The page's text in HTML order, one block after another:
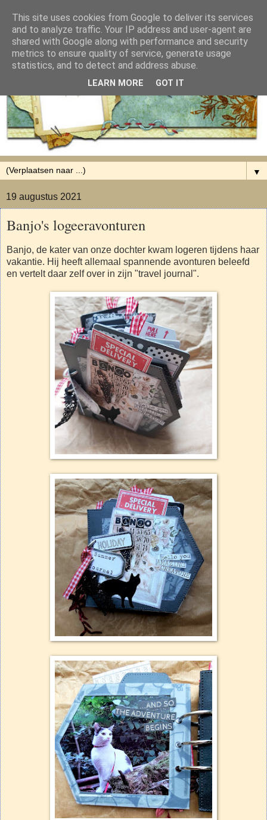
▼
19 augustus 2021
Banjo's logeeravonturen
Banjo, de kater van onze dochter kwam logeren tijdens haar
vakantie. Hij heeft allemaal spannende avonturen beleefd
en vertelt daar zelf over in zijn "travel journal".
This site uses cookies from Google to deliver its services
and to analyze traffic. Your IP address and user-agent are
shared with Google along with performance and security
metrics to ensure quality of service, generate usage
statistics, and to detect and address abuse.
LEARN MORE GOT IT